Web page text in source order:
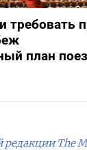
требовать
план
The